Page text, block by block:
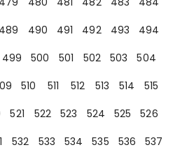
489 490 491 492 493
494
499 500 501 502 503
504
510 511 512 513 514
515
521 522 523 524 525
526
532 533 534 535 536
537